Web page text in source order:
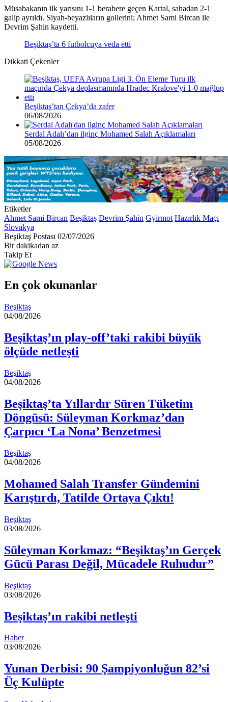
Müsabakanın ilk yarısını 1-1 berabere geçen Kartal, sahadan 2-1
galip ayrıldı. Siyah-beyazlıların gollerini; Ahmet Sami Bircan ile
Devrim Şahin kaydetti.
Beşiktaş’ta 6 futbolcuya veda etti
Dikkati Çekenler
Beşiktaş’tan Çekya’da zafer
06/08/2026
Serdal Adalı’dan ilginç Mohamed Salah Açıklamaları
05/08/2026
Etiketler
Ahmet Sami Bircan Beşiktaş Devrim Şahin Gyirmot Hazırlık Maçı
Slovakya
Beşiktaş Postası Bir
e-
02/07/2026
Bir dakikadan az
Takip Et
En çok okunanlar
Beşiktaş
04/08/2026
Beşiktaş’ın play-off’taki rakibi büyük
ölçüde netleşti
Beşiktaş
04/08/2026
Beşiktaş’ta Yıllardır Süren Tüketim
Döngüsü: Süleyman Korkmaz’dan
Çarpıcı ‘La Nona’ Benzetmesi
Beşiktaş
04/08/2026
Mohamed Salah Transfer Gündemini
Karıştırdı, Tatilde Ortaya Çıktı!
Beşiktaş
03/08/2026
Süleyman Korkmaz: “Beşiktaş’ın Gerçek
Gücü Parası Değil, Mücadele Ruhudur”
Beşiktaş
03/08/2026
Beşiktaş’ın rakibi netleşti
Haber
03/08/2026
Yunan Derbisi: 90 Şampiyonluğun 82’si
Üç Kulüpte